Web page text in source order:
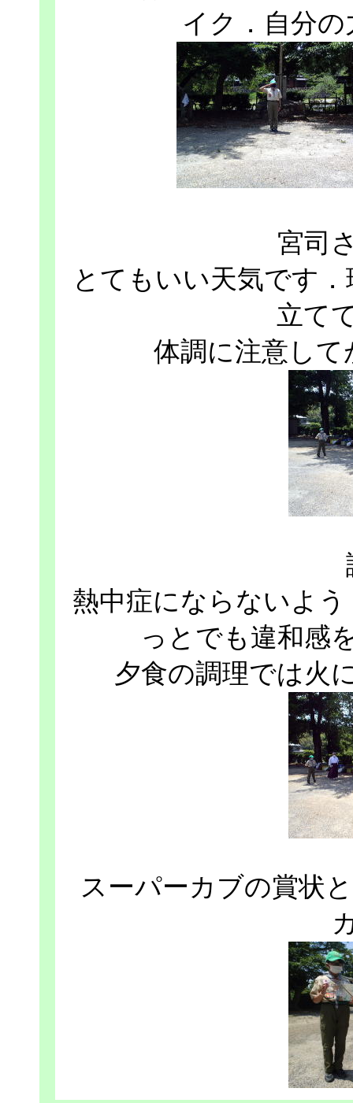
イク．自分
宮司
とてもいい天気です
立て
体調に注意し
熱中症にならないよ
っとでも違和感
夕食の調理では火
スーパーカブの賞状